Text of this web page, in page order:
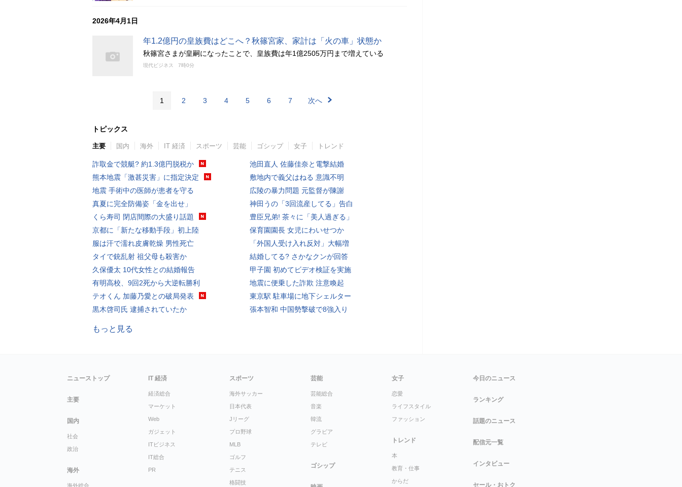
2026年4月1日
年1.2億円の皇族費はどこへ？秋篠宮家、家計は「火の車」状態か
秋篠宮さまが皇嗣になったことで、皇族費は年1億2505万円まで増えている
現代ビジネス 7時0分
1 2 3 4 5 6 7 次へ
トピックス
主要 国内 海外 IT 経済 スポーツ 芸能 ゴシップ 女子 トレンド
詐取金で競艇? 約1.3億円脱税か
熊本地震「激甚災害」に指定決定
地震 手術中の医師が患者を守る
真夏に完全防備姿「金を出せ」
くら寿司 閉店間際の大盛り話題
京都に「新たな移動手段」初上陸
服は汗で濡れ皮膚乾燥 男性死亡
タイで銃乱射 祖父母も殺害か
久保優太 10代女性との結婚報告
有明高校、9回2死から大逆転勝利
テオくん 加藤乃愛との破局発表
黒木啓司氏 逮捕されていたか
池田直人 佐藤佳奈と電撃結婚
敷地内で義父はねる 意識不明
広陵の暴力問題 元監督が陳謝
神田うの「3回流産してる」告白
豊臣兄弟! 茶々に「美人過ぎる」
保育園園長 女児にわいせつか
「外国人受け入れ反対」大幅増
結婚してる? さかなクンが回答
甲子園 初めてビデオ検証を実施
地震に便乗した詐欺 注意喚起
東京駅 駐車場に地下シェルター
張本智和 中国勢撃破で8強入り
もっと見る
ニューストップ
主要
国内
社会
政治
海外
海外総合
IT 経済
経済総合
マーケット
Web
ガジェット
ITビジネス
IT総合
PR
スポーツ
海外サッカー
日本代表
Jリーグ
プロ野球
MLB
ゴルフ
テニス
格闘技
芸能
芸能総合
音楽
韓流
グラビア
テレビ
ゴシップ
女子
恋愛
ライフスタイル
ファッション
トレンド
本
教育・仕事
からだ
今日のニュース
ランキング
話題のニュース
配信元一覧
インタビュー
セール・おトク